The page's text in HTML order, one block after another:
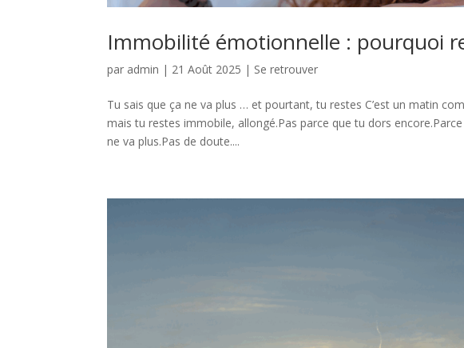
Immobilité émotionnelle : pourquoi
par admin | 21 Août 2025 | Se retrouver
Tu sais que ça ne va plus … et pourtant, tu restes C’est un matin
mais tu restes immobile, allongé.Pas parce que tu dors
ne va plus.Pas de doute....